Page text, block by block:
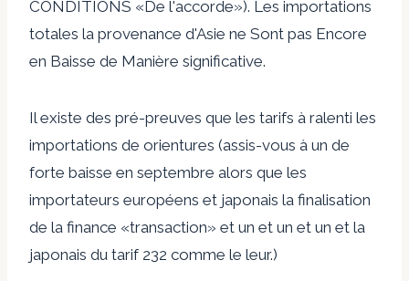
CONDITIONS «De l'accorde»). Les importations
totales la provenance d'Asie ne Sont pas Encore
en Baisse de Manière significative.
Il existe des pré-preuves que les tarifs à ralenti les
importations de orientures (assis-vous à un de
forte baisse en septembre alors que les
importateurs européens et japonais la finalisation
de la finance «transaction» et un et un et un et la
japonais du tarif 232 comme le leur.)